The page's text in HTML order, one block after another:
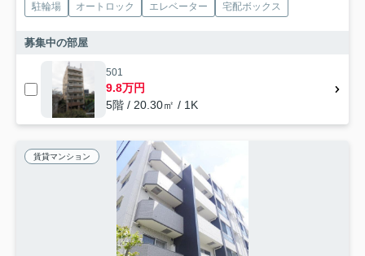
駐輪場 オートロック エレベーター 宅配ボックス
募集中の部屋
501
9.8万円
5階 / 20.30㎡ / 1K
賃貸マンション